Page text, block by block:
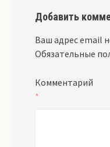
Добавить
Ваш адрес email
Обязательные
Комментарий
*